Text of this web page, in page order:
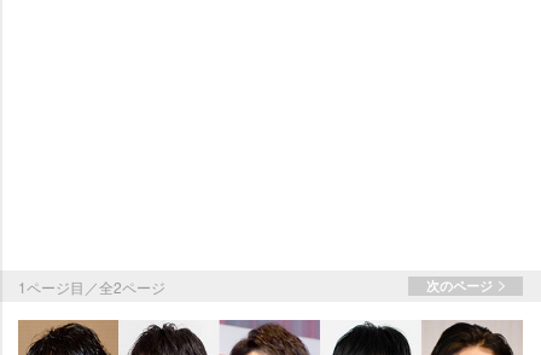
1ページ目／全2ページ 次のページ